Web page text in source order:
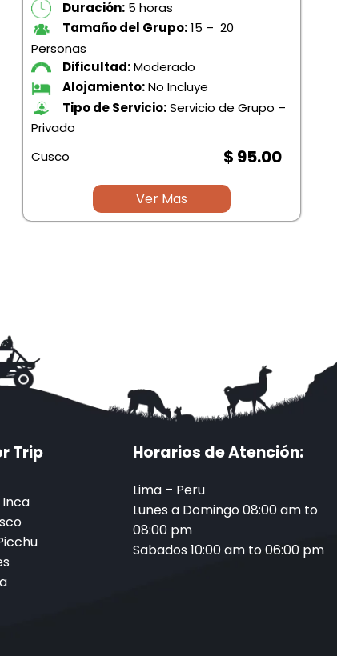
Duración: 5 horas
Tamaño del Grupo:15 – 20
Personas
Dificultad:Moderado
Alojamiento:No Incluye
Tipo de Servicio:Servicio de Grupo –
Privado
Cusco
$ 95.00
Ver Mas
Trip Horarios de Atención:
Lima – Peru
Lunes a Domingo 08:00 am to
08:00 pm
Sabados 10:00 am to 06:00 pm